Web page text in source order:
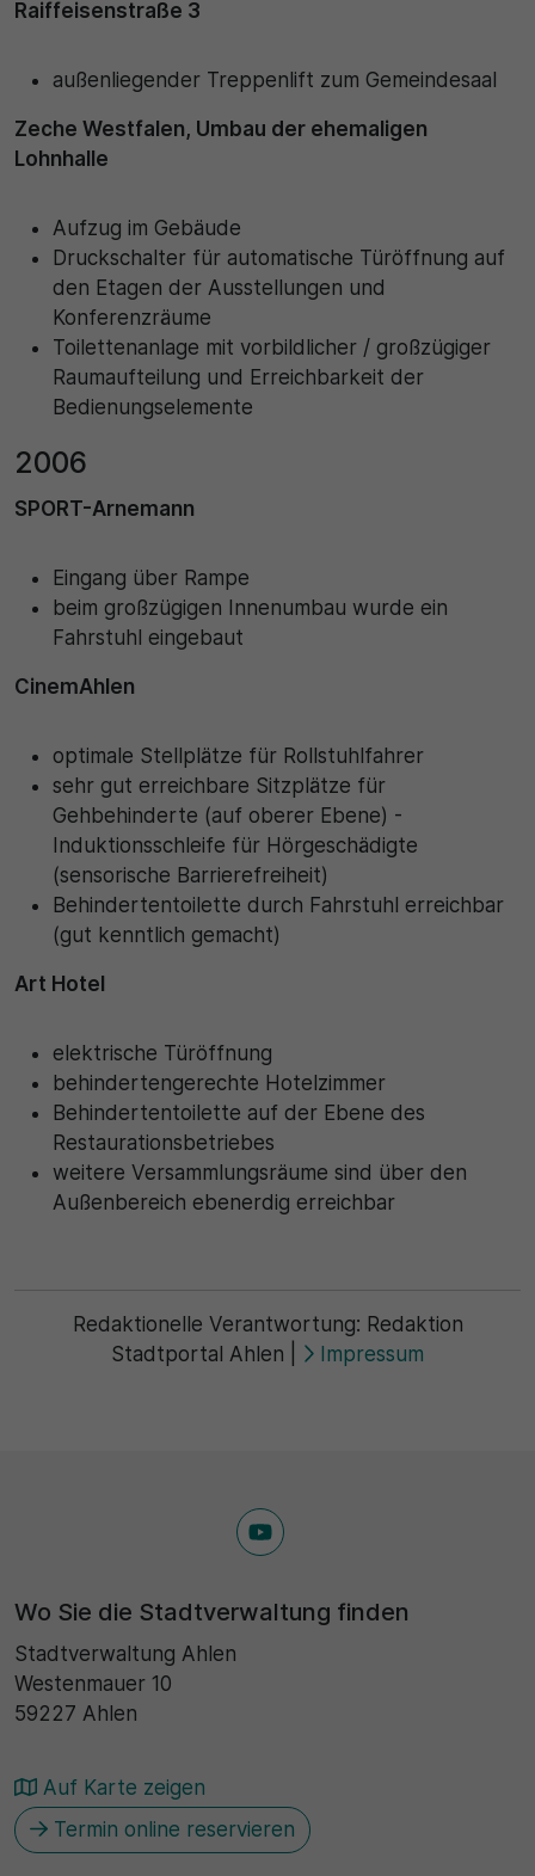
Raiffeisenstraße 3
außenliegender Treppenlift zum Gemeindesaal
Zeche Westfalen, Umbau der ehemaligen
Lohnhalle
Aufzug im Gebäude
Druckschalter für automatische Türöffnung auf
den Etagen der Ausstellungen und
Konferenzräume
Toilettenanlage mit vorbildlicher / großzügiger
Raumaufteilung und Erreichbarkeit der
Bedienungselemente
2006
SPORT-Arnemann
Eingang über Rampe
beim großzügigen Innenumbau wurde ein
Fahrstuhl eingebaut
CinemAhlen
optimale Stellplätze für Rollstuhlfahrer
sehr gut erreichbare Sitzplätze für
Gehbehinderte (auf oberer Ebene) -
Induktionsschleife für Hörgeschädigte
(sensorische Barrierefreiheit)
Behindertentoilette durch Fahrstuhl erreichbar
(gut kenntlich gemacht)
Art Hotel
elektrische Türöffnung
behindertengerechte Hotelzimmer
Behindertentoilette auf der Ebene des
Restaurationsbetriebes
weitere Versammlungsräume sind über den
Außenbereich ebenerdig erreichbar
Redaktionelle Verantwortung: Redaktion
Stadtportal Ahlen
Impressum
Wo Sie die Stadtverwaltung finden
Stadtverwaltung Ahlen
Westenmauer 10
59227 Ahlen
Auf Karte zeigen
Termin online reservieren